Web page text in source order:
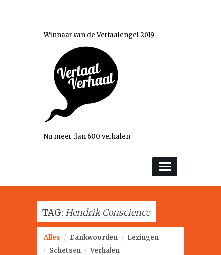
Winnaar van de Vertaalengel 2019
Nu meer dan 600 verhalen
TAG: Hendrik Conscience
Alles / Dankwoorden / Lezingen
/ Schetsen / Verhalen